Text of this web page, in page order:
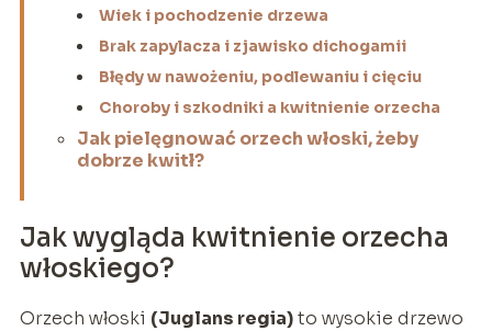
Wiek i pochodzenie drzewa
Brak zapylacza i zjawisko dichogamii
Błędy w nawożeniu, podlewaniu i cięciu
Choroby i szkodniki a kwitnienie orzecha
Jak pielęgnować orzech włoski, żeby
dobrze kwitł?
Jak wygląda kwitnienie orzecha
włoskiego?
Orzech włoski (Juglans regia)to wysokie drzewo